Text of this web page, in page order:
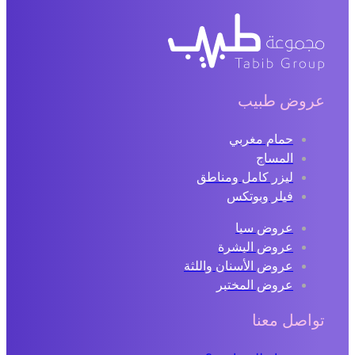
عروض طبيب
حمام مغربي
المساج
ليزر كامل ومناطق
فيلر وبوتكس
عروض سبا
عروض البشرة
عروض الأسنان واللثة
عروض المختبر
تواصل معنا